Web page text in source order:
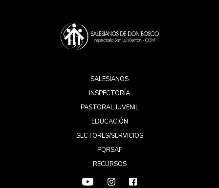
SALESIANOS
INSPECTORÍA
PASTORAL JUVENIL
EDUCACIÓN
SECTORES/SERVICIOS
PQRSAF
RECURSOS